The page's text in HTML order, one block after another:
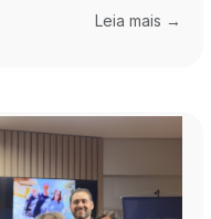
Leia mais →